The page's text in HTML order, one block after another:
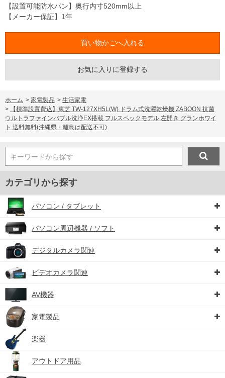
【設置可能防水パン】奥行内寸520mm以上
【メーカー保証】1年
お気に入りに登録する
ホーム > 家電製品 > 生活家電
>
【標準設置費込】東芝 TW-127XH5L(W) ドラム式洗濯乾燥機 ZABOON 抗菌
ウルトラファインバブル洗浄EX搭載 フルスペックモデル 左開き グランホワイ
ト 送料無料(沖縄県・離島は配送不可)
キーワードから探す
カテゴリから探す
パソコン / タブレット
パソコン周辺機器 / ソフト
デジタルカメラ関連
ビデオカメラ関連
AV機器
家電製品
楽器
アウトドア用品